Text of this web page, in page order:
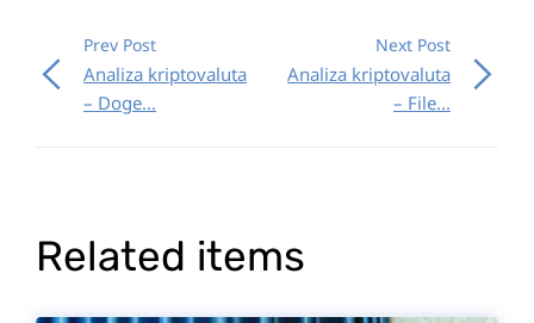
Prev Post
Analiza kriptovaluta
– Doge...
Next Post
Analiza kriptovaluta
– File...
Related items